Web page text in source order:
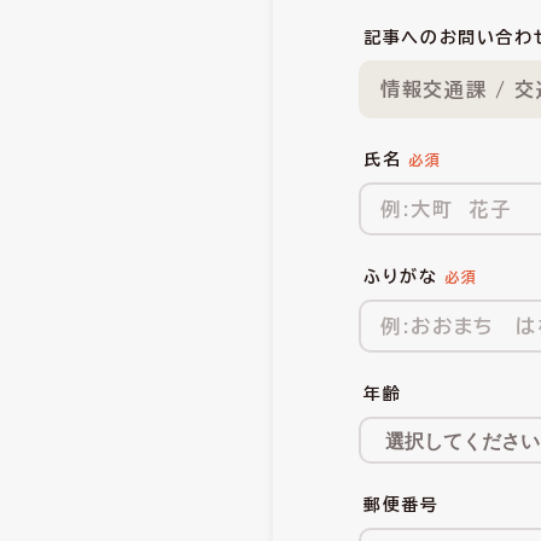
記事へのお問い合わ
情報交通課 / 交
氏名
ふりがな
年齢
郵便番号